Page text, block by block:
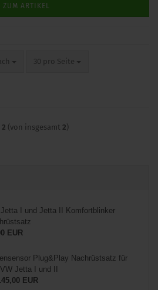
ZUM ARTIKEL
30 pro Seite
pro Seite
2 (von insgesamt 2)
I und Jetta II Komfortblinker
EUR
Plug&Play Nachrüstsatz für
Jetta I und II
EUR